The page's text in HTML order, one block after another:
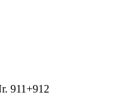
911+912